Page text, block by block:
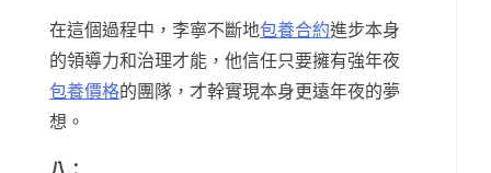
在這個過程中，李寧不斷地包養合約進步本身
的領導力和治理才能，他信任只要擁有強年夜
包養價格的團隊，才幹實現本身更遠年夜的夢
想。